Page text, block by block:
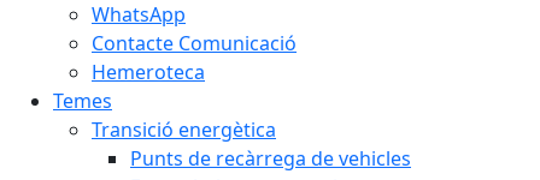
WhatsApp
Contacte Comunicació
Hemeroteca
Temes
Transició energètica
Punts de recàrrega de vehicles